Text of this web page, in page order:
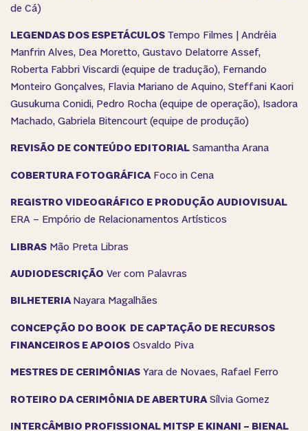
de Cá)
LEGENDAS DOS ESPETÁCULOS Tempo Filmes | Andréia
Manfrin Alves, Dea Moretto, Gustavo Delatorre Assef,
Roberta Fabbri Viscardi (equipe de tradução), Fernando
Monteiro Gonçalves, Flavia Mariano de Aquino, Steffani Kaori
Gusukuma Conidi, Pedro Rocha (equipe de operação), Isadora
Machado, Gabriela Bitencourt (equipe de produção)
REVISÃO DE CONTEÚDO EDITORIAL Samantha Arana
COBERTURA FOTOGRÁFICAFoco in Cena
REGISTRO VIDEOGRÁFICO E PRODUÇÃO AUDIOVISUAL
ERA – Empório de Relacionamentos Artísticos
LIBRAS Mão Preta Libras
AUDIODESCRIÇÃO Ver com Palavras
BILHETERIANayara Magalhães
CONCEPÇÃO DO BOOK DE CAPTAÇÃO DE RECURSOS
FINANCEIROS E APOIOS Osvaldo Piva
MESTRES DE CERIMÔNIAS Yara de Novaes, Rafael Ferro
ROTEIRO DA CERIMÔNIA DE ABERTURASílvia Gomez
INTERCÂMBIO PROFISSIONAL MITSP E KINANI – BIENAL